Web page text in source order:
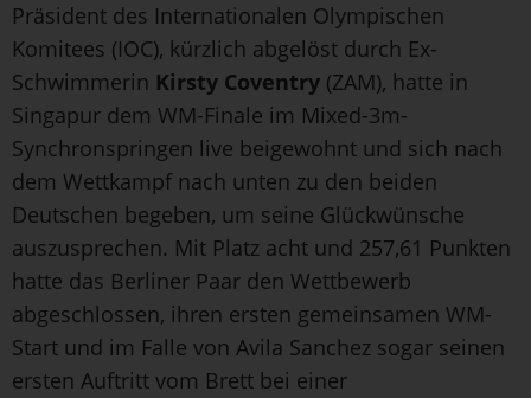
Präsident des Internationalen Olympischen
Komitees (IOC), kürzlich abgelöst durch Ex-
Schwimmerin Kirsty Coventry (ZAM), hatte in
Singapur dem WM-Finale im Mixed-3m-
Synchronspringen live beigewohnt und sich nach
dem Wettkampf nach unten zu den beiden
Deutschen begeben, um seine Glückwünsche
auszusprechen. Mit Platz acht und 257,61 Punkten
hatte das Berliner Paar den Wettbewerb
abgeschlossen, ihren ersten gemeinsamen WM-
Start und im Falle von Avila Sanchez sogar seinen
ersten Auftritt vom Brett bei einer